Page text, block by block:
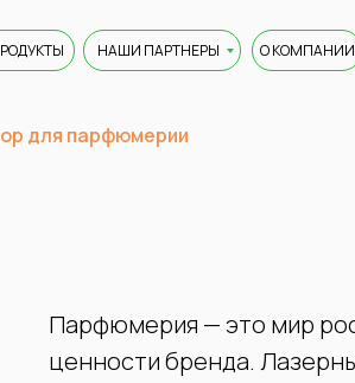
НАШИ ПАРТНЕРЫ О КОМПАНИИ
для парфюмерии
Парфюмерия — это мир
ценности бренда.